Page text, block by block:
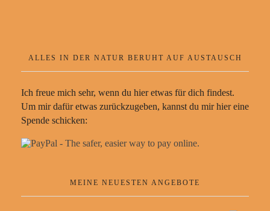
ALLES IN DER NATUR BERUHT AUF AUSTAUSCH
Ich freue mich sehr, wenn du hier etwas für dich findest.
Um mir dafür etwas zurückzugeben, kannst du mir hier eine
Spende schicken:
MEINE NEUESTEN ANGEBOTE